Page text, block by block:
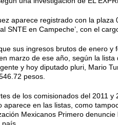
apa­rece registrado con la
SNTE en Campeche’, con el
sus ingresos brutos de enero
marzo de ese año, según la
y hoy diputado pluri, Mario
pesos.
de los comisionados del 2011
apare­ce en las listas, como
Mexicanos Primero